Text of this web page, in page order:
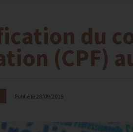
du
(CPF)
Publié le 28/09/2018